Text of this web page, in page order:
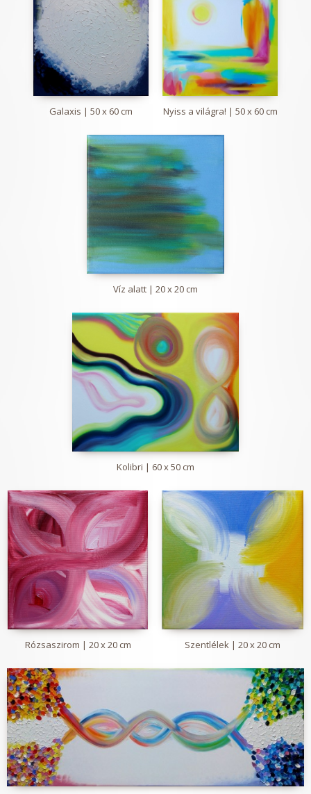
Galaxis | 50 x 60 cm Nyiss a világra! | 50 x 60 cm
Víz alatt | 20 x 20 cm
Kolibri | 60 x 50 cm
Rózsaszirom | 20 x 20 cm Szentlélek | 20 x 20 cm